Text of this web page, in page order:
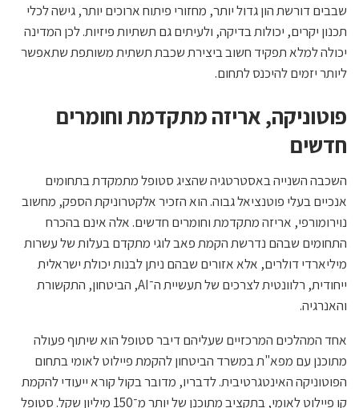
שבבים דורשת הון גדול יותר, מחזורי פיתוח ארוכים יותר, גישה לכלי
תכנון יקרים, יכולות בדיקה, ולעיתים גם תשתיות פיזיות. לכן המדינה
יכולה למלא תפקיד חשוב ביצירת שכבת תשתית משותפת שתאפשר
ליותר יזמים להיכנס לתחום.
פוטוניקה, אריזה מתקדמת וחומרים
חדשים
השכבה השנייה באסטרטגיה שהציג סטופל מתמקדת בתחומים
אנכיים בעלי פוטנציאל גבוה. הוא הזכיר אלקטרוניקת הספק, מחשוב
נוירומורפי, אריזה מתקדמת וחומרים חדשים. אלה אינם בהכרח
התחומים שבהם נדרשת הקמת פאב לוגי מתקדם בעלות של עשרות
מיליארדי דולרים, אלא אזורים שבהם ניתן לבנות יכולת ישראלית
ייחודית, רלוונטית לצרכים של תעשיית ה־AI, הביטחון, התקשורת
והאנרגיה.
אחד המהלכים המרכזיים שעליהם דיבר סטופל הוא שיתוף פעולה
מתוכנן עם מפא"ת במשרד הביטחון להקמת פיילוט לאומי בתחום
הפוטוניקה האינטגרטיבית. לדבריו, מדובר בקול קורא ייעודי להקמת
קו פיילוט לאומי, בתקציב מתוכנן של יותר מ־150 מיליון שקל. סטופל